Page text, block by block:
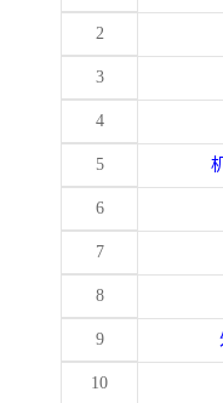
2
3
4
5
6
7
8
9
10